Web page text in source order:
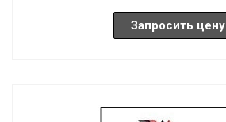
Запросить цену